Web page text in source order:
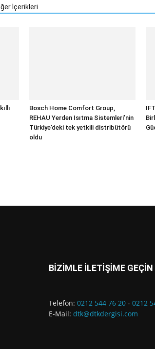
İçerikleri
Bosch Home Comfort Group,
REHAU Yerden Isıtma Sistemleri’nin
Türkiye’deki tek yetkili distribütörü
oldu
BİZİMLE İLETİŞİME GEÇİN
Telefon: 0212 544 76 20 - 0212
E-Mail: dtk@dtkdergisi.com